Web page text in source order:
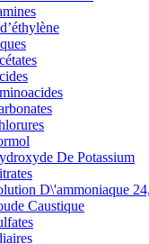
De Potassium
D\'ammoniaque
Caustique